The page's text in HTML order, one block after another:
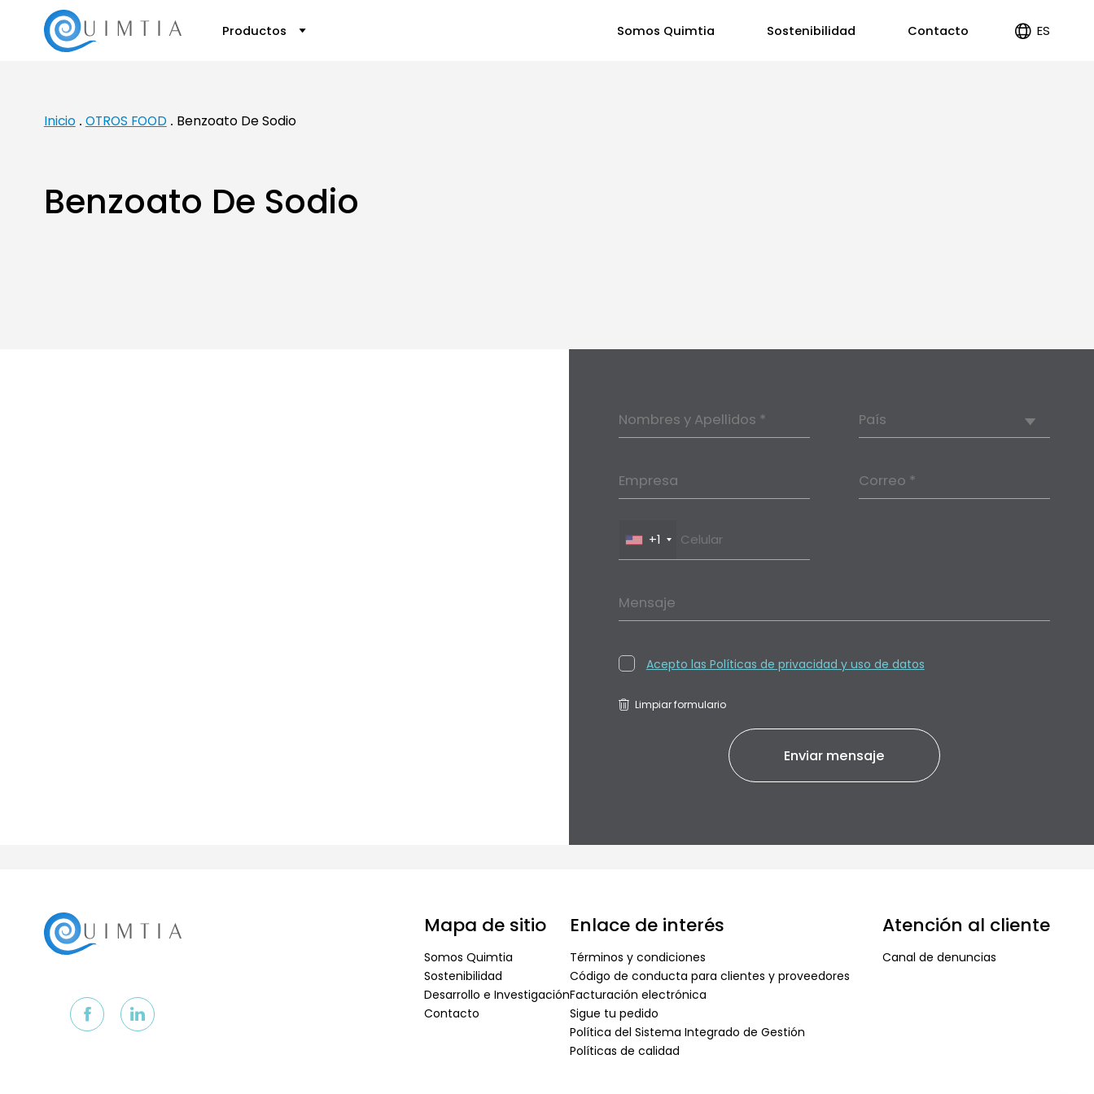
Productos Somos Quimtia Sostenibilidad Contacto ES
Inicio
OTROS FOOD Benzoato De Sodio
Benzoato De Sodio
Nombres y Apellidos * País
Empresa Correo *
+1
Mensaje
Acepto las Políticas de privacidad y uso de datos
Limpiar formulario
Mapa de sitio
Somos Quimtia
Sostenibilidad
Desarrollo e Investigación
Contacto
Enlace de interés
Términos y condiciones
Código de conducta para clientes y proveedores
Facturación electrónica
Sigue tu pedido
Política del Sistema Integrado de Gestión
Políticas de calidad
Atención al cliente
Canal de denuncias